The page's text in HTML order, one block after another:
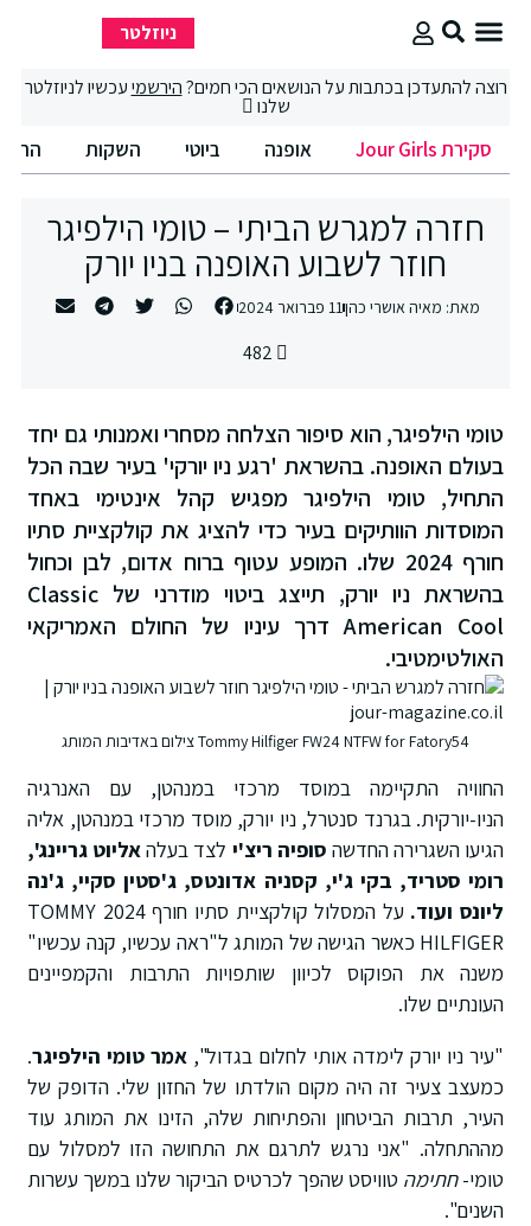
ניוזלטר
רוצה להתעדכן בכתבות על הנושאים הכי חמים?הירשמיעכשיו לניוזלטר
שלנו
סקירת Jour Girls אופנה ביוטי השקות החיים
חזרה למגרש הביתי – טומי הילפיגר
חוזר לשבוע האופנה בניו יורק
מאת:מאיה אושרי כהן11 פברואר 2024
טומי הילפיגר, הוא סיפור הצלחה מסחרי ואמנותי גם יחד
בעולם האופנה. בהשראת 'רגע ניו יורקי' בעיר שבה הכל
התחיל, טומי הילפיגר מפגיש קהל אינטימי באחד
המוסדות הוותיקים בעיר כדי להציג את קולקציית סתיו
חורף 2024 שלו. המופע עטוף ברוח אדום, לבן וכחול
בהשראת ניו יורק, תייצג ביטוי מודרני של Classic
American Cool דרך עיניו של החולם האמריקאי
האולטימטיבי.
Tommy Hilfiger FW24 NTFW for Fatory54 צילום באדיבות המותג
החוויה התקיימה במוסד מרכזי במנהטן, עם האנרגיה
הניו-יורקית. בגרנד סנטרל, ניו יורק, מוסד מרכזי במנהטן, אליה
הגיעו השגרירה החדשהסופיה ריצ'ילצד בעלהאליוט גריינג',
רומי סטריד, בקי ג'י, קסניה אדונטס, ג'סטין סקיי, ג'נה
ליונס ועוד.
על המסלול קולקציית סתיו חורף 2024 TOMMY
HILFIGER כאשר הגישה של המותג ל"ראה עכשיו, קנה עכשיו"
משנה את הפוקוס לכיוון שותפויות התרבות והקמפיינים
העונתיים שלו.
"עיר ניו יורק לימדה אותי לחלום בגדול",אמר טומי הילפיגר.
כמעצב צעיר זה היה מקום הולדתו של החזון שלי. הדופק של
העיר, תרבות הביטחון והפתיחות שלה, הזינו את המותג עוד
מההתחלה. "אני נרגש לתרגם את התחושה הזו למסלול עם
טומי-חתימהטוויסט שהפך לכרטיס הביקור שלנו במשך עשרות
השנים".